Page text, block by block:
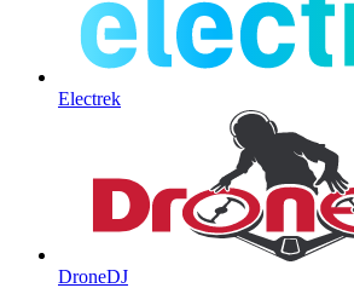
Electrek
DroneDJ